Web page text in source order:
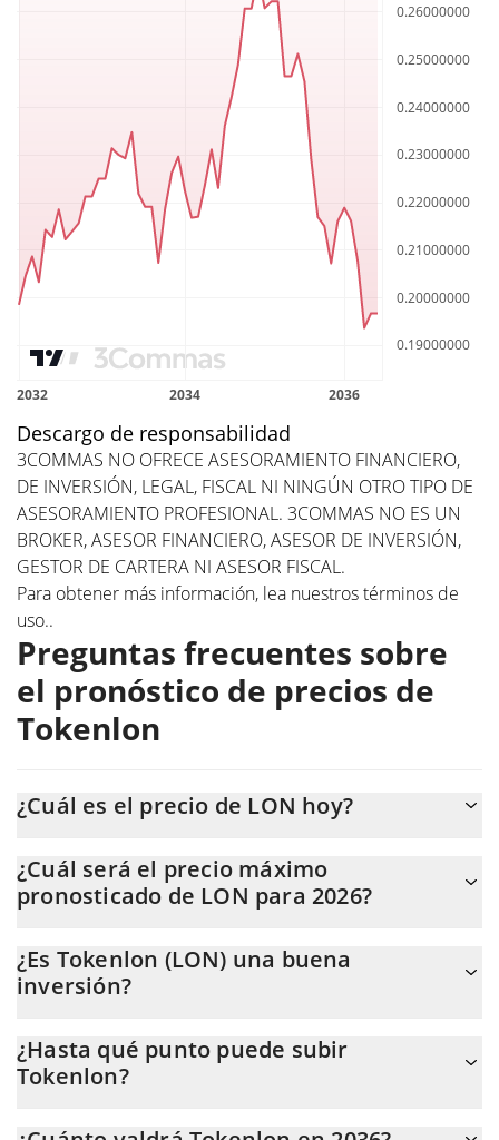
Descargo de responsabilidad
3COMMAS NO OFRECE ASESORAMIENTO FINANCIERO,
DE INVERSIÓN, LEGAL, FISCAL NI NINGÚN OTRO TIPO DE
ASESORAMIENTO PROFESIONAL. 3COMMAS NO ES UN
BROKER, ASESOR FINANCIERO, ASESOR DE INVERSIÓN,
GESTOR DE CARTERA NI ASESOR FISCAL.
Para obtener más información, lea nuestrostérminos de
uso..
Preguntas frecuentes sobre
el pronóstico de precios de
Tokenlon
¿Cuál es el precio de LON hoy?
capitalización de mercado de $21.676.210.
¿Cuál será el precio máximo
pronosticado de LON para 2026?
$0,1823665 a finales de 2026.
¿Es Tokenlon (LON) una buena
inversión?
previsiones pueden y suelen estar equivocadas, por lo que
siempre debes hacer tu propia investigación antes de invertir.
¿Hasta qué punto puede subir
Tokenlon?